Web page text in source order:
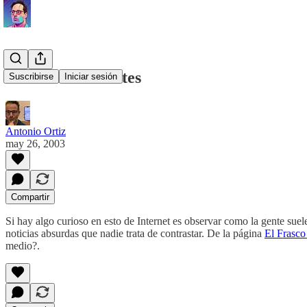
Suscribirse Iniciar sesión
Bromas e inocentes
Antonio Ortiz
may 26, 2003
Compartir
Si hay algo curioso en esto de Internet es observar como la gente
noticias absurdas que nadie trata de contrastar. De la página El
medio?.